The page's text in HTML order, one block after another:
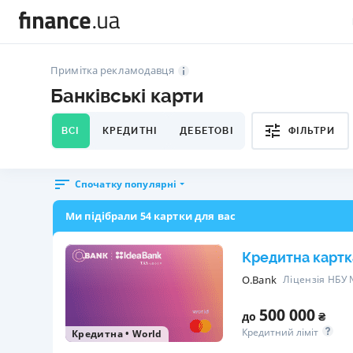
Примітка рекламодавця
Банківські карти
ВСІ КРЕДИТНІ ДЕБЕТОВІ ФІЛЬТРИ
Спочатку популярні
Ми підібрали 54 картки для вас
Кредитна
O.Bank Ліцензія НБУ
Кредитна• World
до 500 000 ₴
Кредитний ліміт